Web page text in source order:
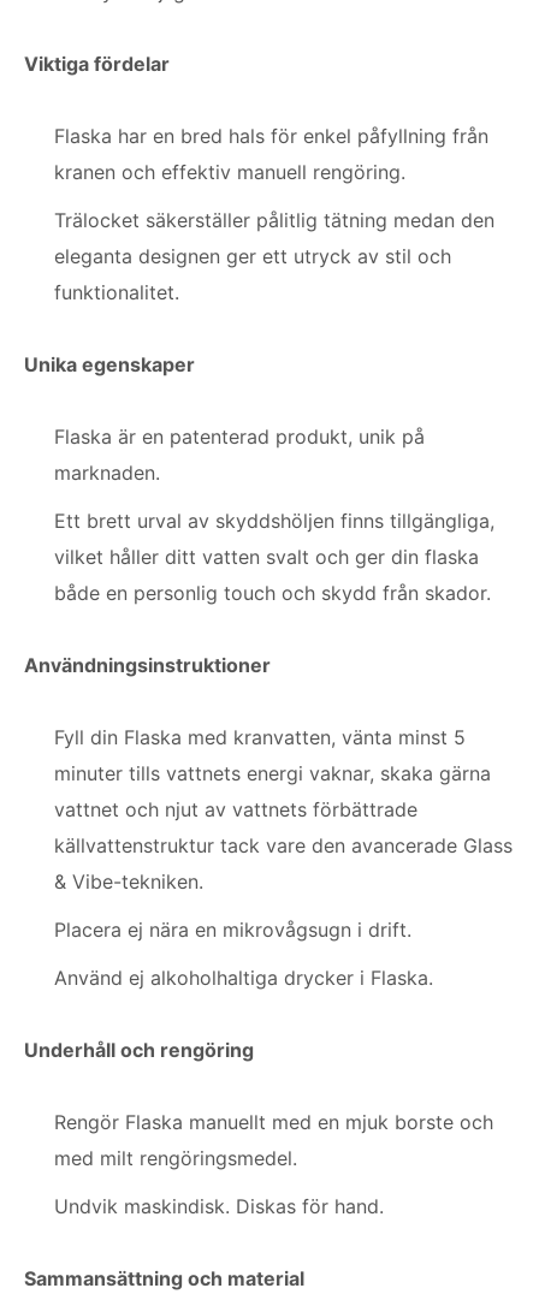
Viktiga fördelar
Flaska har en bred hals för enkel påfyllning från
kranen och effektiv manuell rengöring.
Trälocket säkerställer pålitlig tätning medan den
eleganta designen ger ett utryck av stil och
funktionalitet.
Unika egenskaper
Flaska är en patenterad produkt, unik på
marknaden.
Ett brett urval av skyddshöljen finns tillgängliga,
vilket håller ditt vatten svalt och ger din flaska
både en personlig touch och skydd från skador.
Användningsinstruktioner
Fyll din Flaska med kranvatten, vänta minst 5
minuter tills vattnets energi vaknar, skaka gärna
vattnet och njut av vattnets förbättrade
källvattenstruktur tack vare den avancerade Glass
& Vibe-tekniken.
Placera ej nära en mikrovågsugn i drift.
Använd ej alkoholhaltiga drycker i Flaska.
Underhåll och rengöring
Rengör Flaska manuellt med en mjuk borste och
med milt rengöringsmedel.
Undvik maskindisk. Diskas för hand.
Sammansättning och material